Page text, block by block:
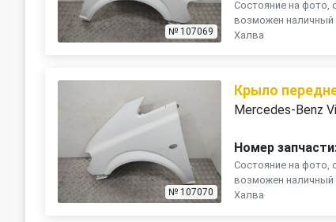
№ 107069
Состояние на фото,
возможен наличный
Халва
№ 107070
Крыло
Mercedes-Benz
Номер
Состояние на фото,
возможен наличный
Халва